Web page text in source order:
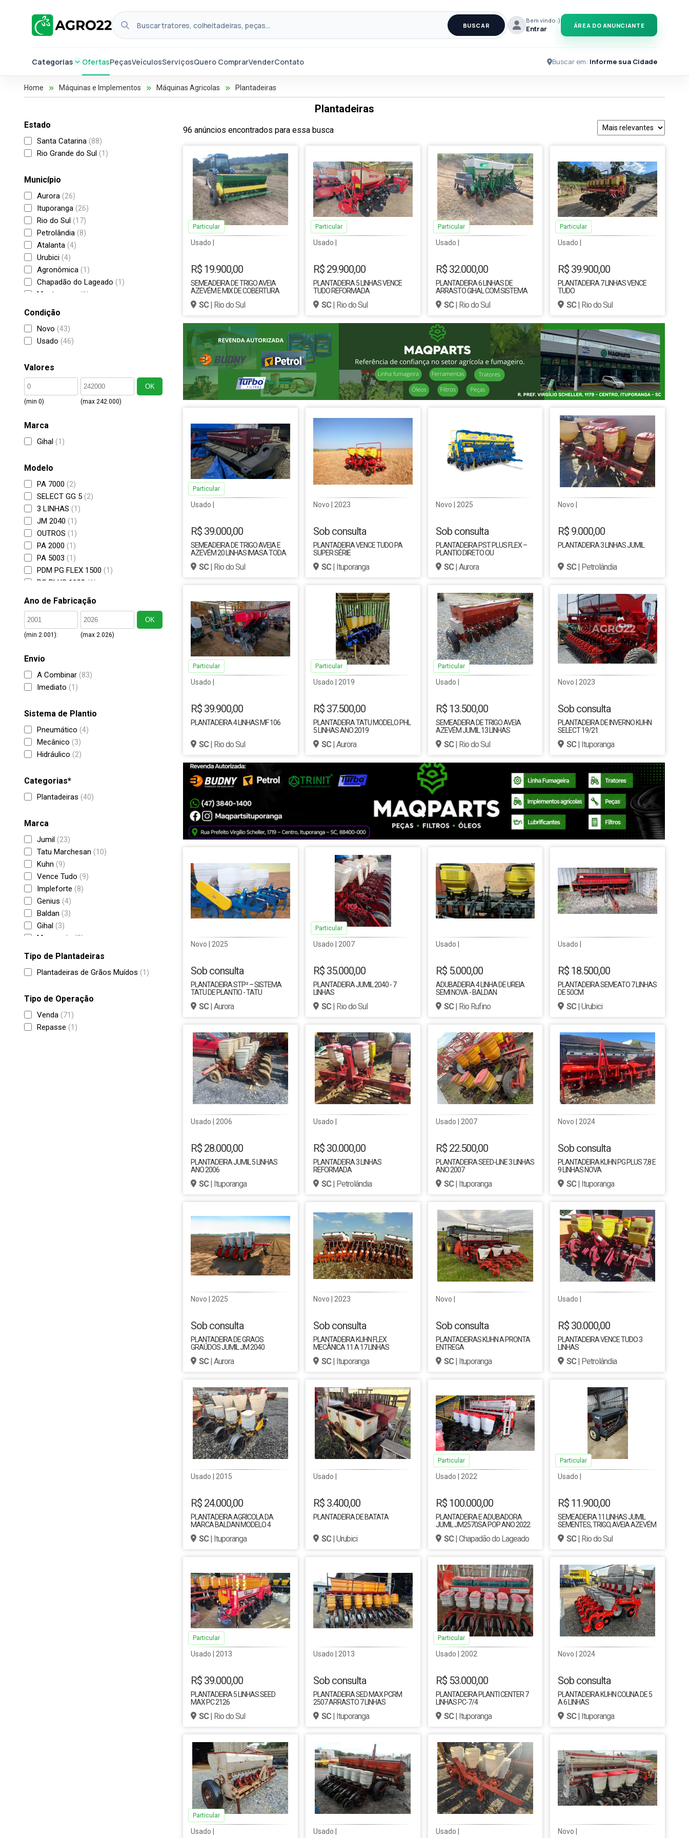
BUSCAR
Bem vindo :)
Entrar ÁREA DO ANUNCIANTE
Categorias OfertasPeçasVeículosServiçosQuero ComprarVenderContato Buscar em: Informe sua Cidade
Home Máquinas e Implementos Máquinas Agricolas Plantadeiras
Plantadeiras
Estado
Santa Catarina (88)
Rio Grande do Sul (1)
Município
Aurora (26)
Ituporanga (26)
Rio do Sul (17)
Petrolândia (8)
Atalanta (4)
Urubici (4)
Agronômica (1)
Chapadão do Lageado (1)
Montenegro (1)
Condição
Novo (43)
Usado (46)
Valores
(min 0) (max 242.000)
OK
Marca
Gihal (1)
Modelo
PA 7000 (2)
SELECT GG 5 (2)
3 LINHAS (1)
JM 2040 (1)
OUTROS (1)
PA 2000 (1)
PA 5003 (1)
PDM PG FLEX 1500 (1)
PG PLUS 1100 (1)
SEED-MAX PC 2136
Ano de Fabricação
(min 2.001): (max 2.026)
OK
Envio
A Combinar (83)
Imediato (1)
Sistema de Plantio
Pneumático (4)
Mecânico (3)
Hidráulico (2)
Categorias*
Plantadeiras (40)
Marca
Jumil (23)
Tatu Marchesan (10)
Kuhn (9)
Vence Tudo (9)
Impleforte (8)
Genius (4)
Baldan (3)
Gihal (3)
Marcassio (3)
Imasa(1)
Metasa(1)
Semeato(1)
SR Planter(1)
Tipo de Plantadeiras
Plantadeiras de Grãos Muídos (1)
Tipo de Operação
Venda (71)
Repasse (1)
96 anúncios encontrados para essa busca
Usado |
R$ 19.900,00
SEMEADEIRA DE TRIGO AVEIA
AZEVÉM E MIX DE COBERTURA
SC| Rio do Sul
Particular
Usado |
R$ 29.900,00
PLANTADEIRA 5 LINHAS VENCE
TUDO REFORMADA
SC| Rio do Sul
Particular
Usado |
R$ 32.000,00
PLANTADEIRA 6 LINHAS DE
ARRASTO GIHAL COM SISTEMA
SC| Rio do Sul
Particular
Usado |
R$ 39.900,00
PLANTADEIRA 7 LINHAS VENCE
TUDO
SC| Rio do Sul
Particular
Usado |
R$ 39.000,00
SEMEADEIRA DE TRIGO AVEIA E
AZEVÉM 20 LINHAS IMASA TODA
SC| Rio do Sul
Particular
Novo | 2023
Sob consulta
PLANTADEIRA VENCE TUDO PA
SUPER SÉRIE
SC| Ituporanga
Novo | 2025
Sob consulta
PLANTADEIRA PST PLUS FLEX –
PLANTIO DIRETO OU
MARCHESAN
SC| Aurora
Novo |
R$ 9.000,00
PLANTADEIRA 3 LINHAS JUMIL
SC| Petrolândia
Usado |
R$ 39.900,00
PLANTADEIRA 4 LINHAS MF 106
SC| Rio do Sul
Particular
Usado | 2019
R$ 37.500,00
PLANTADEIRA TATU MODELO PHL
5 LINHAS ANO 2019
SC| Aurora
Particular
Usado |
R$ 13.500,00
SEMEADEIRA DE TRIGO AVEIA
AZEVÉM JUMIL 13 LINHAS
SC| Rio do Sul
Particular
Novo | 2023
Sob consulta
PLANTADEIRA DE INVERNO KUHN
SELECT 19/21
SC| Ituporanga
Novo | 2025
Sob consulta
PLANTADEIRA STP² – SISTEMA
TATU DE PLANTIO - TATU
SC| Aurora
Usado | 2007
R$ 35.000,00
PLANTADEIRA JUMIL 2040 - 7
LINHAS
SC| Rio do Sul
Particular
Usado |
R$ 5.000,00
ADUBADEIRA 4 LINHA DE UREIA
SEMI NOVA - BALDAN
SC| Rio Rufino
Usado |
R$ 18.500,00
PLANTADEIRA SEMEATO 7 LINHAS
DE 50CM
SC| Urubici
Usado | 2006
R$ 28.000,00
PLANTADEIRA JUMIL 5 LINHAS
ANO 2006
SC| Ituporanga
Usado |
R$ 30.000,00
PLANTADEIRA 3 LINHAS
REFORMADA
SC| Petrolândia
Usado | 2007
R$ 22.500,00
PLANTADEIRA SEED-LINE 3 LINHAS
ANO 2007
SC| Ituporanga
Novo | 2024
Sob consulta
PLANTADEIRA KUHN PG PLUS 7,8 E
9 LINHAS NOVA
SC| Ituporanga
Novo | 2025
Sob consulta
PLANTADEIRA DE GRÃOS
GRAÚDOS JUMIL JM 2040
SC| Aurora
Novo | 2023
Sob consulta
PLANTADEIRA KUHN FLEX
MECÂNICA 11 A 17 LINHAS
SC| Ituporanga
Novo |
Sob consulta
PLANTADEIRAS KUHN A PRONTA
ENTREGA
SC| Ituporanga
Usado |
R$ 30.000,00
PLANTADEIRA VENCE TUDO 3
LINHAS
SC| Petrolândia
Usado | 2015
R$ 24.000,00
PLANTADEIRA AGRÍCOLA DA
MARCA BALDAN MODELO 4
REVISADA
SC| Ituporanga
Usado |
R$ 3.400,00
PLANTADEIRA DE BATATA
SC| Urubici
Usado | 2022
R$ 100.000,00
PLANTADEIRA E ADUBADORA
JUMIL JM2570SA POP ANO 2022
SC| Chapadão do Lageado
Particular
Usado |
R$ 11.900,00
SEMEADEIRA 11 LINHAS JUMIL
SEMENTES, TRIGO, AVEIA AZEVÉM
SC| Rio do Sul
Particular
Usado | 2013
R$ 39.000,00
PLANTADEIRA 5 LINHAS SEED
MAX PC 2126
SC| Rio do Sul
Particular
Usado | 2013
Sob consulta
PLANTADEIRA SED MAX PCRM
2507 ARRASTO 7 LINHAS
SC| Ituporanga
Usado | 2002
R$ 53.000,00
PLANTADEIRA PLANTI CENTER 7
LINHAS PC-7/4
SC| Ituporanga
Particular
Novo | 2024
Sob consulta
PLANTADEIRA KUHN COLINA DE 5
A 6 LINHAS
SC| Ituporanga
Usado |
Particular
Usado | Usado | Novo |